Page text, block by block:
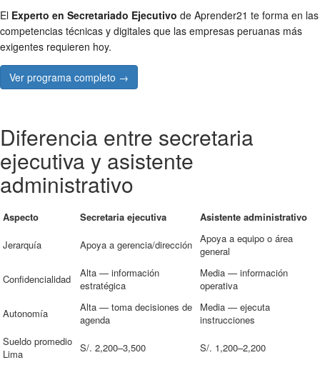
El Experto en Secretariado Ejecutivo de Aprender21 te forma en las
competencias técnicas y digitales que las empresas peruanas más
exigentes requieren hoy.
Ver programa completo →
Diferencia entre secretaria
ejecutiva y asistente
administrativo
Aspecto Secretaria ejecutiva Asistente administrativo
Jerarquía Apoya a gerencia/dirección Apoya a equipo o área
general
Confidencialidad
Alta — información
estratégica
Media — información
operativa
Autonomía
Alta — toma decisiones de
agenda
Media — ejecuta
instrucciones
Sueldo promedio
Lima
S/. 2,200–3,500 S/. 1,200–2,200